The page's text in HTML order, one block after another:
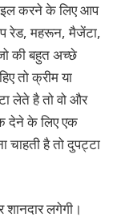
करने के लिए आप
रेड, महरून, मैजेंटा,
की बहुत अच्छे
तो क्रीम या
लेते है तो वो और
देने के लिए एक
है तो दुपट्टा
लगेगी।